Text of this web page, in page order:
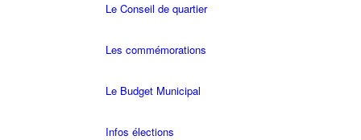
Le Conseil de quartier
Les commémorations
Le Budget Municipal
Infos élections